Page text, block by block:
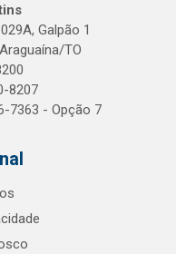
Galpão 1
TO
8207
7363 - Opção 7